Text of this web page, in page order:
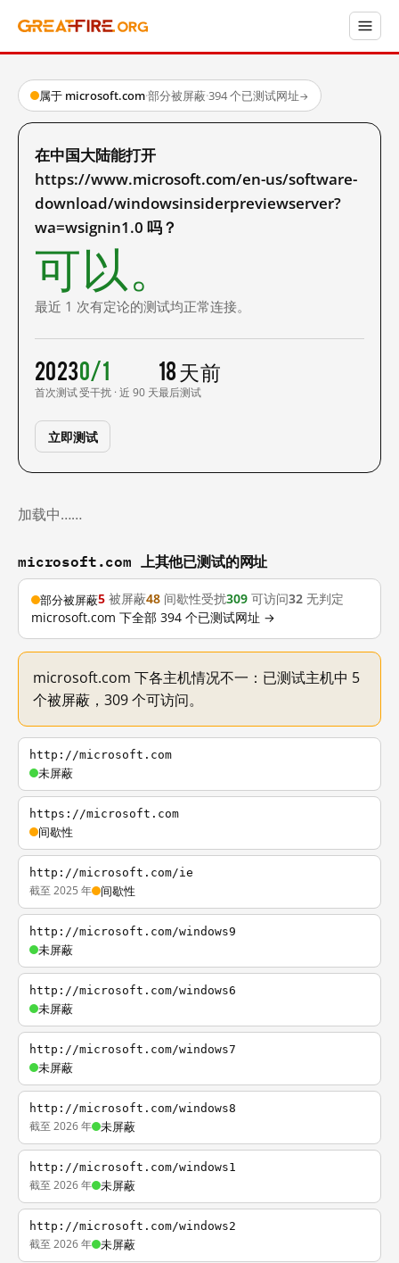
属于 microsoft.com·部分被屏蔽·394 个已测试网址→
在中国大陆能打开
https://www.microsoft.com/en-us/software-
download/windowsinsiderpreviewserver?
wa=wsignin1.0 吗？
可以。
最近 1 次有定论的测试均正常连接。
2023
首次测试
0/1
受干扰 · 近 90 天
18 天前
最后测试
立即测试
加载中……
microsoft.com 上其他已测试的网址
部分被屏蔽5 被屏蔽48 间歇性受扰309 可访问32 无判定
microsoft.com 下全部 394 个已测试网址 →
microsoft.com 下各主机情况不一：已测试主机中 5
个被屏蔽，309 个可访问。
http://microsoft.com
未屏蔽
https://microsoft.com
间歇性
http://microsoft.com/ie
截至 2025 年 间歇性
http://microsoft.com/windows9
未屏蔽
http://microsoft.com/windows6
未屏蔽
http://microsoft.com/windows7
未屏蔽
http://microsoft.com/windows8
截至 2026 年 未屏蔽
http://microsoft.com/windows1
截至 2026 年 未屏蔽
http://microsoft.com/windows2
截至 2026 年 未屏蔽